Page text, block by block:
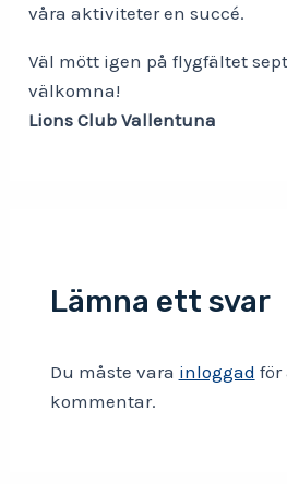
våra aktiviteter en succé.
Väl mött igen på flygfältet
välkomna!
Lions Club Vallentuna
Lämna ett svar
Du måste vara inloggad för
kommentar.